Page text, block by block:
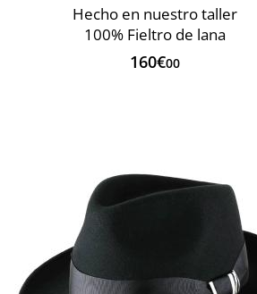
Hecho en nuestro taller
100% Fieltro de lana
160€00